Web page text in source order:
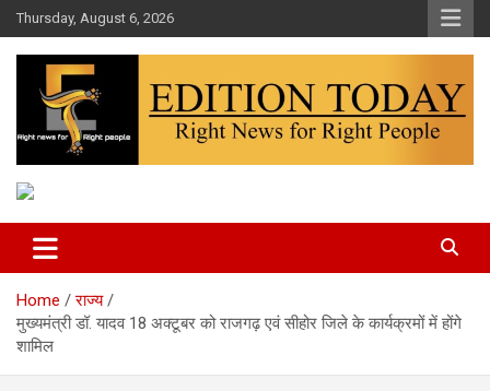
Skip
to
content
Thursday, August 6, 2026
Edition Today
Home
राज्य
मुख्यमंत्री डॉ. यादव 18 अक्टूबर को राजगढ़ एवं सीहोर जिले के कार्यक्रमों में होंगे
शामिल